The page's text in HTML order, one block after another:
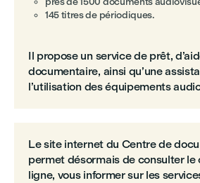
145 titres de périodiques.
Il propose un service de prêt,
documentaire, ainsi qu’une
l’utilisation des équipements
Le site internet du Centre de
permet désormais de consulter le
ligne, vous informer sur les